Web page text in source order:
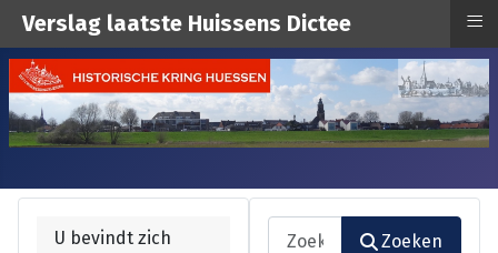
U bevindt zich
Zoeken
Zoeken
Verslag laatste Huissens Dictee ≡